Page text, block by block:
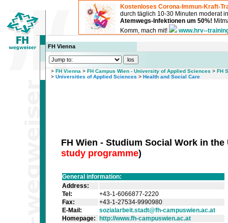
Kostenloses Corona-Immun-Kraft-
durch täglich 10-30 Minuten moderat
Atemwegs-Infektionen um 50%!
Komm, mach mit!
www.hrv--
FH Vienna
> FH Vienna > FH Campus Wien - University of Applied Sciences > FH
> Universities of Applied Sciences > Health and Social Care
FH Wien - Studium Social Work in the
study programme)
General information:
Address:
Tel:
+43-1-6066877-2220
Fax:
+43-1-27534-9990980
E-Mail:
sozialarbeit.stadt@fh-campuswien.ac.at
Homepage:
http://www.fh-campuswien.ac.at